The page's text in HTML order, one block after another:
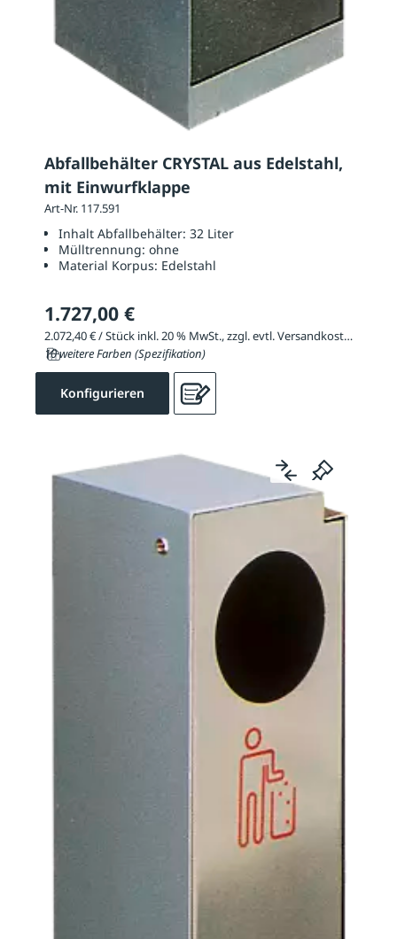
Abfallbehälter CRYSTAL aus Edelstahl,
mit Einwurfklappe
Art-Nr. 117.591
Inhalt Abfallbehälter: 32 Liter
Mülltrennung: ohne
Material Korpus: Edelstahl
1.727,00 €
2.072,40 € / Stück inkl. 20 % MwSt., zzgl. evtl. Versandkosten
10 weitere Farben (Spezifikation)
Konfigurieren